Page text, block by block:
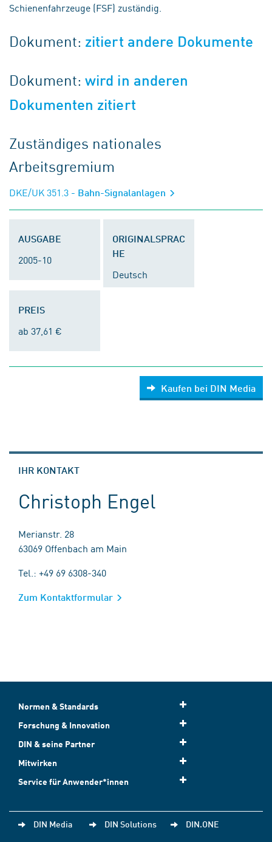
Schienenfahrzeuge (FSF) zuständig.
Dokument: zitiert andere Dokumente
Dokument:wird in anderen
Dokumenten zitiert
Zuständiges nationales
Arbeitsgremium
DKE/UK 351.3 - Bahn-Signalanlagen
AUSGABE
2005-10
ORIGINALSPRAC
HE
Deutsch
PREIS
ab 37,61 €
Kaufen bei DIN Media
IHR KONTAKT
Christoph Engel
Merianstr. 28
63069 Offenbach am Main
Tel.: +49 69 6308-340
Zum Kontaktformular
Normen & Standards
Forschung & Innovation
DIN & seine Partner
Mitwirken
Service für Anwender*innen
DIN Media DIN Solutions DIN.ONE